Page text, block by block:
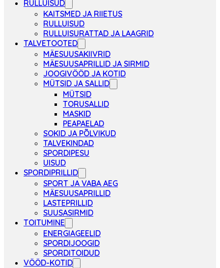
RULLUISUD
KAITSMED JA RIIETUS
RULLUISUD
RULLUISURATTAD JA LAAGRID
TALVETOOTED
MÄESUUSAKIIVRID
MÄESUUSAPRILLID JA SIRMID
JOOGIVÖÖD JA KOTID
MÜTSID JA SALLID
MÜTSID
TORUSALLID
MASKID
PEAPAELAD
SOKID JA PÕLVIKUD
TALVEKINDAD
SPORDIPESU
UISUD
SPORDIPRILLID
SPORT JA VABA AEG
MÄESUUSAPRILLID
LASTEPRILLID
SUUSASIRMID
TOITUMINE
ENERGIAGEELID
SPORDIJOOGID
SPORDITOIDUD
VÖÖD-KOTID